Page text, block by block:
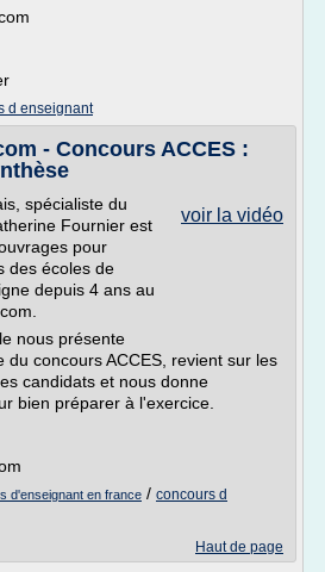
d enseignant
- Concours ACCES :
voir la vidéo
spécialiste du
Fournier est
pour
des écoles de
depuis 4 ans au
nous présente
du concours ACCES, revient sur les
candidats et nous donne
bien préparer à l'exercice.
d'enseignant en france / concours d
Haut de page